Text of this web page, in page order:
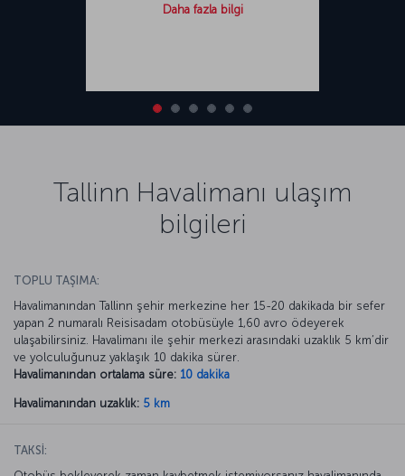
Daha fazla bilgi
Tallinn Havalimanı ulaşım
bilgileri
TOPLU TAŞIMA:
Havalimanından Tallinn şehir merkezine her 15-20 dakikada bir sefer
yapan 2 numaralı Reisisadam otobüsüyle 1,60 avro ödeyerek
ulaşabilirsiniz. Havalimanı ile şehir merkezi arasındaki uzaklık 5 km’dir
ve yolculuğunuz yaklaşık 10 dakika sürer.
Havalimanından ortalama süre: 10 dakika
Havalimanından uzaklık: 5 km
TAKSİ: